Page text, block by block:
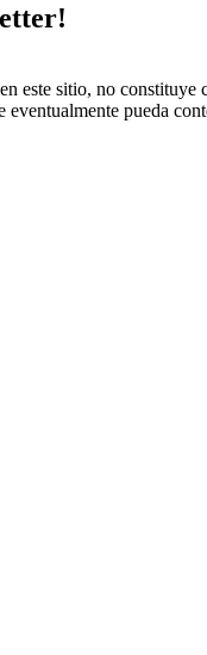
este sitio, no
eventualmente pueda